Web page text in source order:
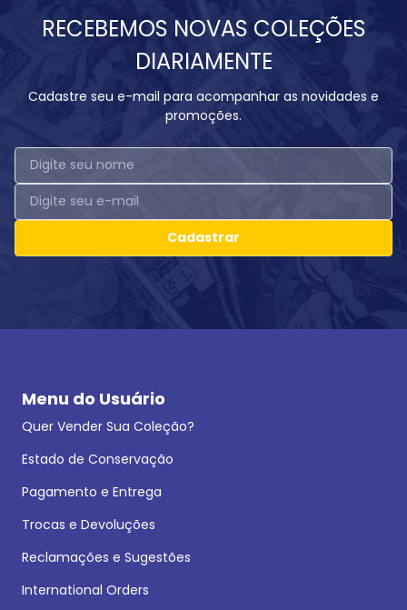
RECEBEMOS NOVAS COLEÇÕES
DIARIAMENTE
Cadastre seu e-mail para acompanhar as novidades e
promoções.
Cadastrar
Menu do Usuário
Quer Vender Sua Coleção?
Estado de Conservação
Pagamento e Entrega
Trocas e Devoluções
Reclamações e Sugestões
International Orders